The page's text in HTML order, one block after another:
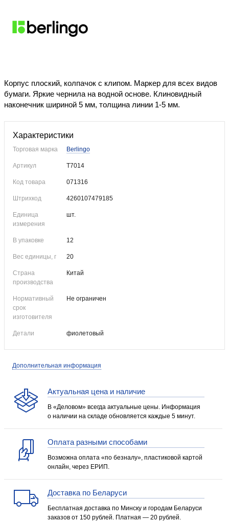
Недоступно
Корпус плоский, колпачок с клипом. Маркер для всех видов
бумаги. Яркие чернила на водной основе. Клиновидный
наконечник шириной 5 мм, толщина линии 1-5 мм.
Характеристики
Торговая марка Berlingo
Артикул T7014
Код товара 071316
Штрихкод 4260107479185
Единица
измерения
шт.
В упаковке 12
Вес единицы, г 20
Страна
производства
Китай
Нормативный
срок
изготовителя
Не ограничен
Детали фиолетовый
Дополнительная информация
Актуальная цена и наличие
В «Деловом» всегда актуальные цены. Информация
о наличии на складе обновляется каждые 5 минут.
Оплата разными способами
Возможна оплата «по безналу», пластиковой картой
онлайн, через ЕРИП.
Доставка по Беларуси
Бесплатная доставка по Минску и городам Беларуси
заказов от 150 рублей. Платная — 20 рублей.